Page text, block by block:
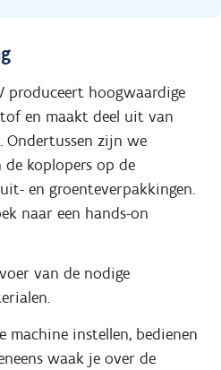
produceert hoogwaardige
en maakt deel uit van
Ondertussen zijn we
koplopers op de
en groenteverpakkingen.
naar een hands-on
van de nodige
machine instellen, bedienen
waak je over de